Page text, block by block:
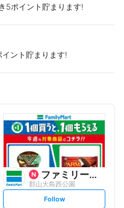
5ポイント貯まります!
ント貯まります!
ファミリーマート
郡山大島西公園
s
Follow